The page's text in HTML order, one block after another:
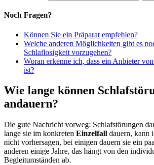
Noch Fragen?
Können Sie ein Präparat empfehlen?
Welche anderen Möglichkeiten gibt es
Schlaflosigkeit vorzugehen?
Woran erkenne ich, dass ein Anbieter
ist?
Wie lange können
andauern?
Die gute Nachricht vorweg: Schlafstörungen
lange sie im konkreten Einzelfall dauern, kann
nicht vorhersagen, bei einigen dauern sie ein
anderen einige Jahre, das hängt von den
Begleitumständen ab.